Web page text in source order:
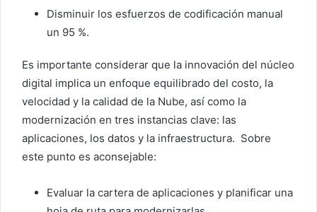
Disminuir los esfuerzos de codificación manual
un 95 %.
Es importante considerar que la innovación del núcleo
digital implica un enfoque equilibrado del costo, la
velocidad y la calidad de la Nube, así como la
modernización en tres instancias clave: las
aplicaciones, los datos y la infraestructura. Sobre
este punto es aconsejable:
Evaluar la cartera de aplicaciones y planificar una